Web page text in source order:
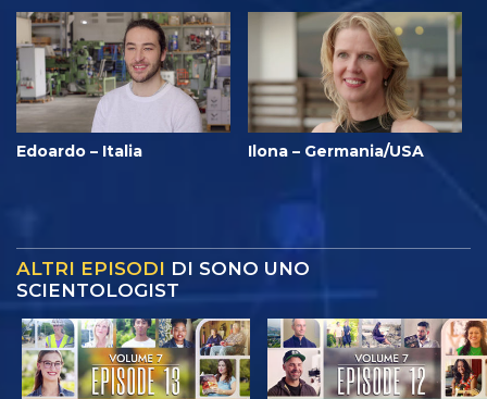
Edoardo – Italia Ilona – Germania/USA
ALTRI EPISODI DI SONO UNO
SCIENTOLOGIST